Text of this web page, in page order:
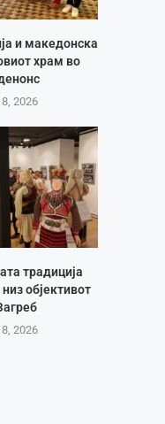
и македонска
храм во
8, 2026
традиција
објективот
8, 2026